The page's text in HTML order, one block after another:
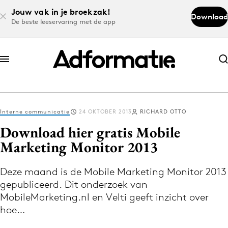
Jouw vak in je broekzak!
De beste leeservaring met de app
Download
Abonneer nu
Abonneer nu
Log in
Volg het laatste nieuws via de Adformatie
Nieuws app
Interne communicatie 24 OKTOBER 2013 RICHARD OTTO
Download hier gratis Mobile
Marketing Monitor 2013
Deze maand is de Mobile Marketing Monitor 2013
gepubliceerd. Dit onderzoek van
MobileMarketing.nl en Velti geeft inzicht over
hoe…